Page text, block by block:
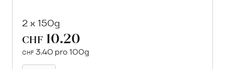
2 x 150g
CHF 10.20
CHF 3.40 pro 100g